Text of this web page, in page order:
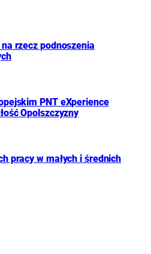
rzecz podnoszenia
PNT eXperience
Opolszczyzny
pracy w małych i średnich